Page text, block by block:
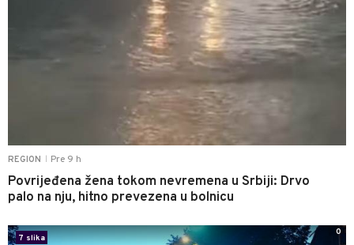
REGION Pre 9 h
Povrijeđena žena tokom nevremena u Srbiji: Drvo
palo na nju, hitno prevezena u bolnicu
7 slika
0